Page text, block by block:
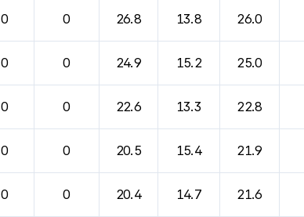
0 0 26.8 13.8 26.0
0 0 24.9 15.2 25.0
0 0 22.6 13.3 22.8
0 0 20.5 15.4 21.9
0 0 20.4 14.7 21.6